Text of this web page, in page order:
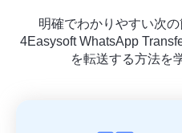
明確でわかりやすい次の
4Easysoft WhatsApp
を転送する方法を